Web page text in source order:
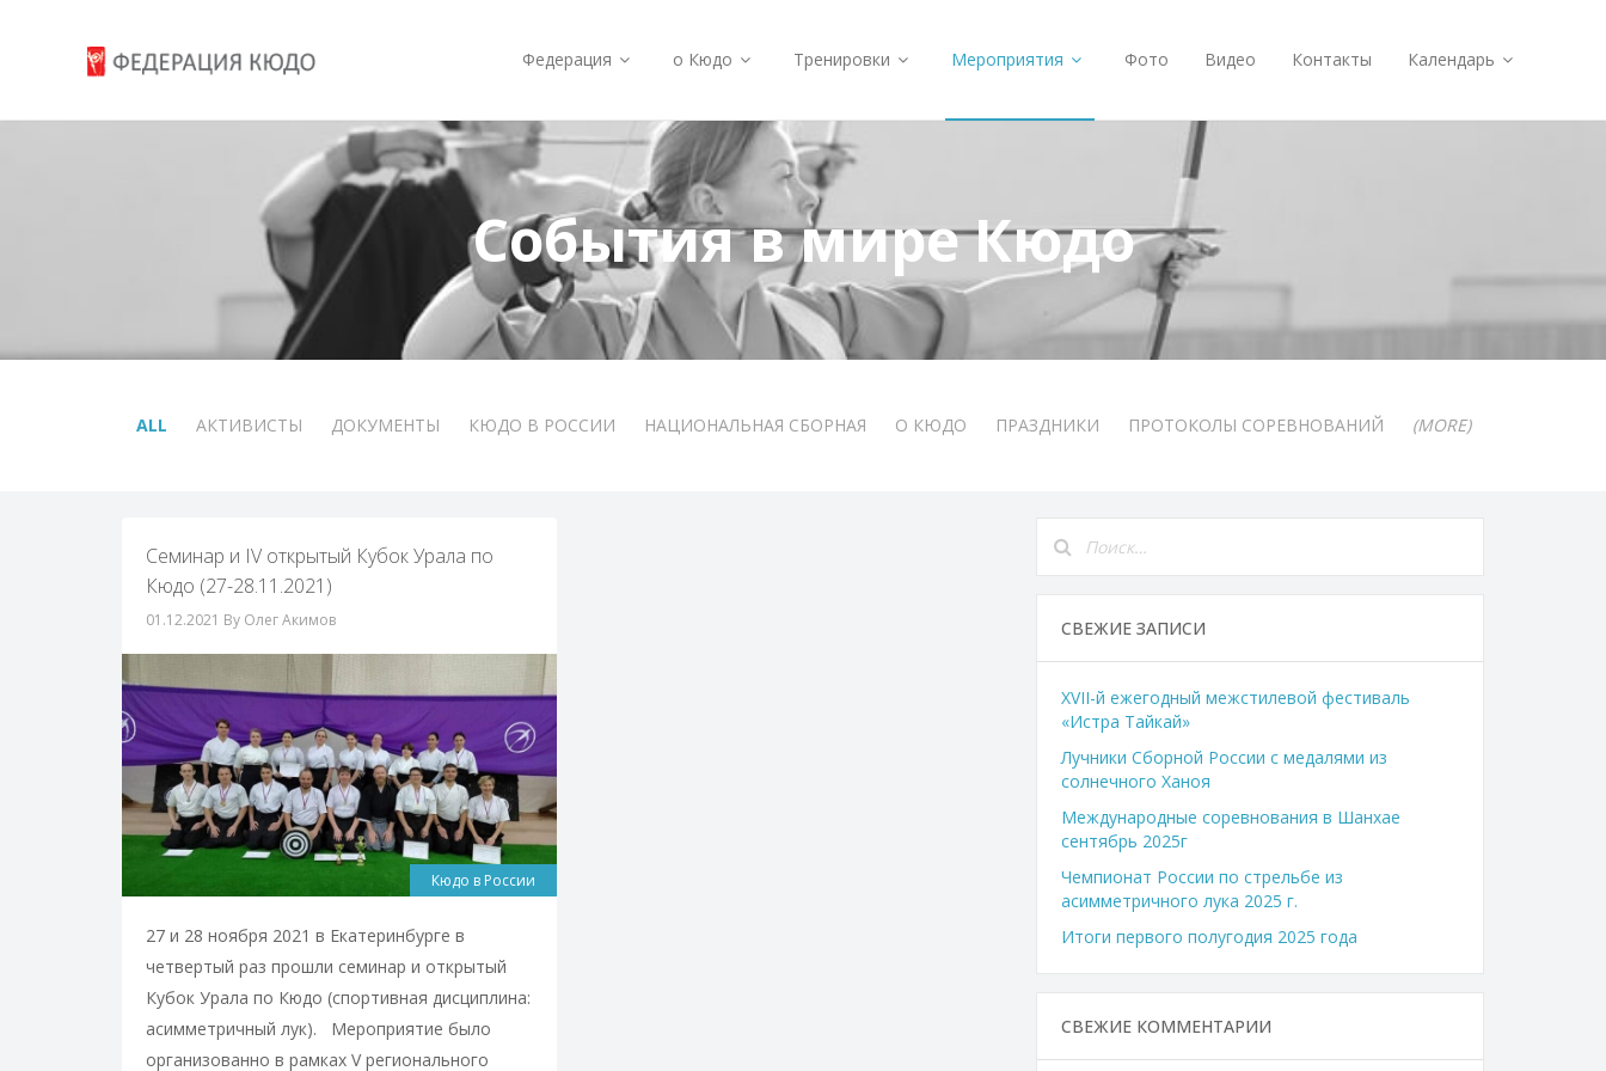
Федерация о Кюдо Тренировки Мероприятия Фото Видео Контакты Календарь
События в мире Кюдо
ALL АКТИВИСТЫ ДОКУМЕНТЫ КЮДО В РОССИИ НАЦИОНАЛЬНАЯ СБОРНАЯ О КЮДО ПРАЗДНИКИ ПРОТОКОЛЫ СОРЕВНОВАНИЙ (MORE)
Cеминар и IV открытый Кубок Урала по
Кюдо (27-28.11.2021)
01.12.2021 By Олег Акимов
Кюдо в России
27 и 28 ноября 2021 в Екатеринбурге в
четвертый раз прошли семинар и открытый
Кубок Урала по Кюдо (спортивная дисциплина:
асимметричный лук). Мероприятие было
организованно в рамках V регионального
СВЕЖИЕ ЗАПИСИ
XVII-й ежегодный межстилевой фестиваль
«Истра Тайкай»
Лучники Сборной России с медалями из
солнечного Ханоя
Международные соревнования в Шанхае
сентябрь 2025г
Чемпионат России по стрельбе из
асимметричного лука 2025 г.
Итоги первого полугодия 2025 года
СВЕЖИЕ КОММЕНТАРИИ